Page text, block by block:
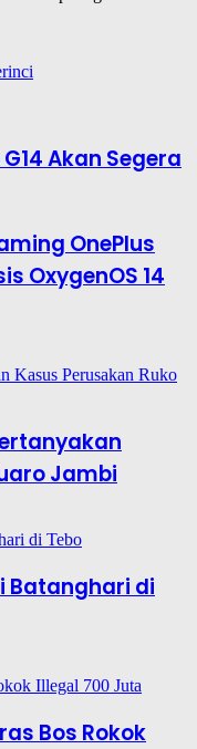
Akan Segera
OnePlus
OxygenOS 14
Jambi
Batanghari di
Bos Rokok